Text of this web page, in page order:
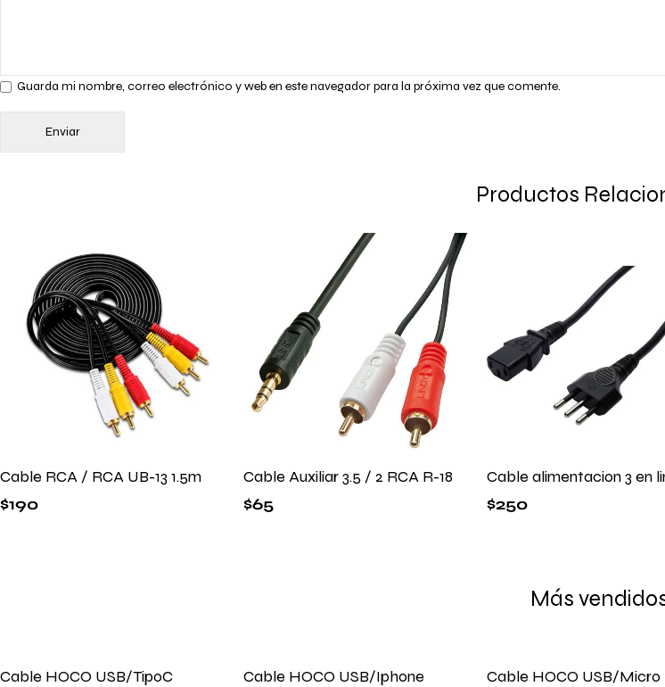
Guarda mi nombre, correo electrónico y web en este navegador para la próxima vez que comente.
Productos
Cable RCA / RCA UB-13 1.5m
$190
Cable Auxiliar 3.5 / 2 RCA R-18
$65
Cable alimentacion 3 en
$250
Más
Cable HOCO USB/TipoC
Cable HOCO USB/Iphone
Cable HOCO USB/Micro